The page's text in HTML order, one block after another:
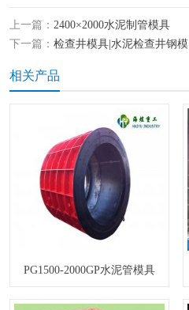
上一篇： 2400×2000水泥制管模具
下一篇： 检查井模具|水泥检查井钢模
相关产品
PG1500-2000GP水泥管模具